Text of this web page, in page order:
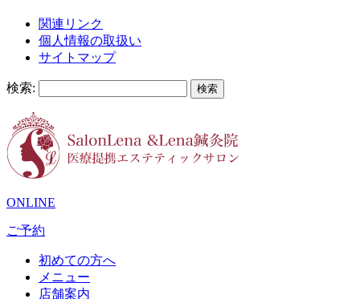
関連リンク
個人情報の取扱い
サイトマップ
検索:
ONLINE
ご予約
初めての方へ
メニュー
店舗案内